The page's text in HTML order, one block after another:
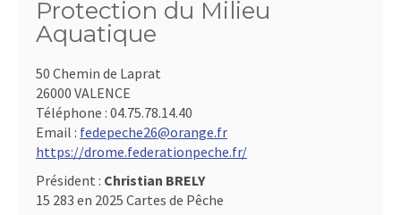
Protection du Milieu
Aquatique
50 Chemin de Laprat
26000 VALENCE
Téléphone : 04.75.78.14.40
Email : fedepeche26@orange.fr
https://drome.federationpeche.fr/
Président : Christian BRELY
15 283 en 2025 Cartes de Pêche